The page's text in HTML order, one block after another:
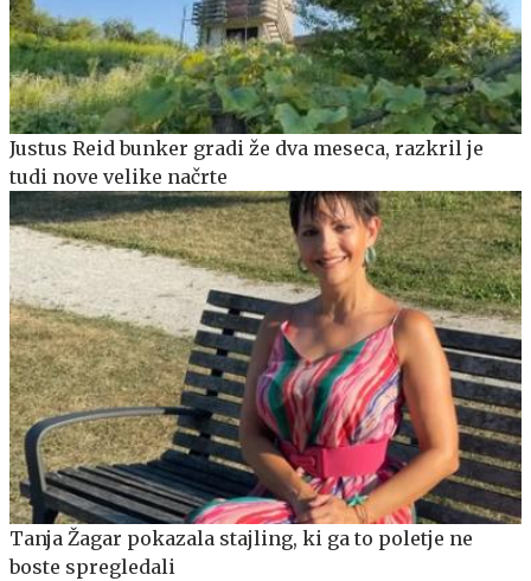
Justus Reid bunker gradi že dva meseca, razkril je
tudi nove velike načrte
Tanja Žagar pokazala stajling, ki ga to poletje ne
boste spregledali